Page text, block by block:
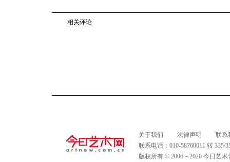
相关评论
关于我们 法律声明
联系
联系电话：010-58760011 转
版权所有 © 2006－2020 今日艺